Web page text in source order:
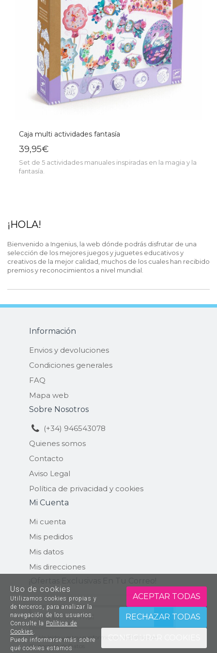
Caja multi actividades fantasía
39,95€
Set de 5 actividades manuales inspiradas en la magia y la
fantasía.
¡HOLA!
Bienvenido a Ingenius, la web dónde podrás disfrutar de una
selección de los mejores juegos y juguetes educativos y
creativos de la mejor calidad, muchos de los cuales han recibido
premios y reconocimientos a nivel mundial.
Información
Envios y devoluciones
Condiciones generales
FAQ
Mapa web
Sobre Nosotros
(+34) 946543078
Quienes somos
Contacto
Aviso Legal
Política de privacidad y cookies
Mi Cuenta
Mi cuenta
Mis pedidos
Mis datos
Mis direcciones
ENVIAR
He leído y estoy conforme con la Política de
Protección de Datos
Uso de cookies
Utilizamos cookies propias y
de terceros, para analizar la
navegación de los usuarios.
Consulte la Política de
Cookies .
Puede informarse más sobre
qué cookies estamos
ACEPTAR TODAS
RECHAZAR TODAS
CONFIGURAR COOKIES